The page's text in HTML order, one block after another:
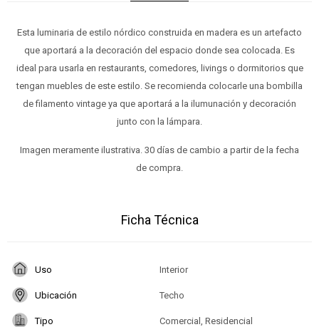
Esta luminaria de estilo nórdico construida en madera es un artefacto
que aportará a la decoración del espacio donde sea colocada. Es
ideal para usarla en restaurants, comedores, livings o dormitorios que
tengan muebles de este estilo. Se recomienda colocarle una bombilla
de filamento vintage ya que aportará a la ilumunación y decoración
junto con la lámpara.
Imagen meramente ilustrativa. 30 días de cambio a partir de la fecha
de compra.
Ficha Técnica
Uso Interior
Ubicación Techo
Tipo Comercial, Residencial